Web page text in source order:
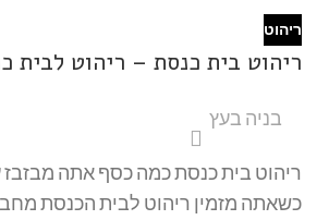
ריהוט
ריהוט בית כנסת – ריהוט לבית
בניה בעץ
ריהוט בית כנסת כמה כסף אתה מבזבז
כשאתה מזמין ריהוט לבית הכנסת